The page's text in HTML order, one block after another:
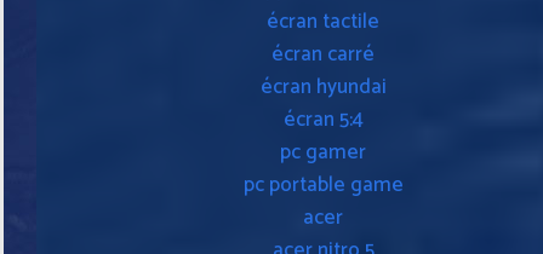
écran tactile
écran carré
écran hyundai
écran 5:4
pc gamer
pc portable game
acer